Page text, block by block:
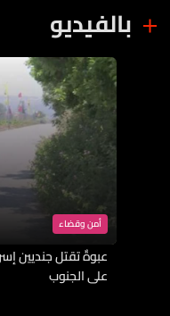
بالفيديو
أمن وقضاء
عبوةٌ تقتل جنديين
على الجنوب